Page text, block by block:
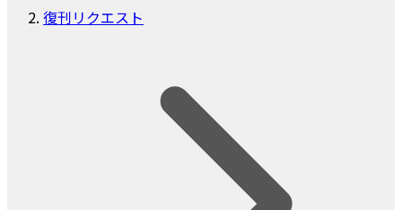
復刊リクエスト